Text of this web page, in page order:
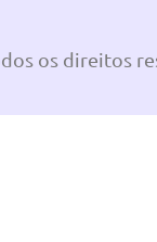
os direitos